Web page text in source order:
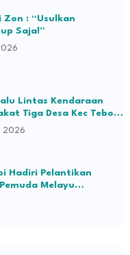
Zon : “Usulkan
Saja!”
Lintas Kendaraan
Tiga Desa Kec Tebo
2026
Hadiri Pelantikan
Melayu
Periode 2026–2031